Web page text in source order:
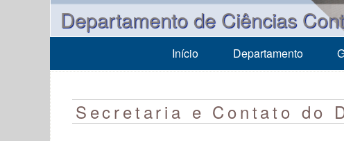
Departamento de Ciências
Início Departamento
Secretaria e Contato do